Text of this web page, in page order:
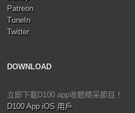
Patreon
TuneIn
Twitter
DOWNLOAD
立即下載D100 app收聽精采節目！
D100 App iOS 用戶